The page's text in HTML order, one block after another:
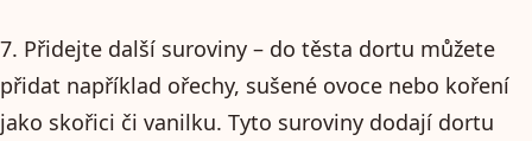
7. Přidejte další suroviny – do těsta dortu můžete
přidat například ořechy, sušené ovoce nebo koření
jako skořici či vanilku. Tyto suroviny dodají dortu